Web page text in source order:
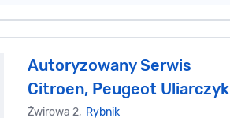
Autoryzowany Serwis
Citroen, Peugeot Uliarczyk
Żwirowa 2, Rybnik